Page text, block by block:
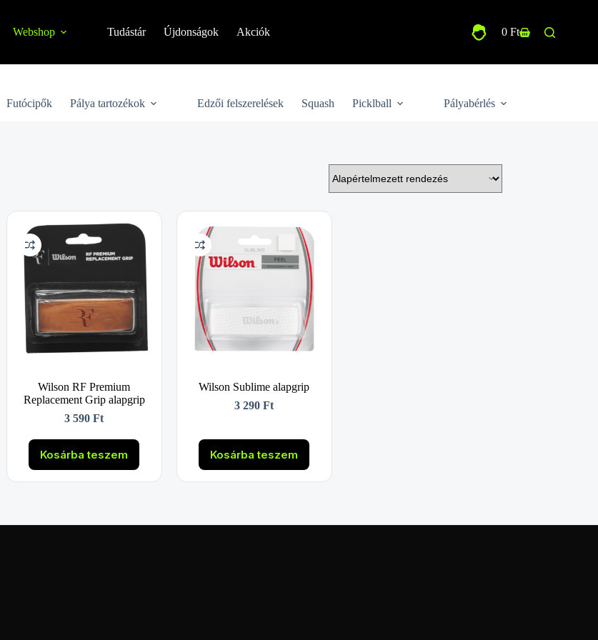
Webshop Tudástár Újdonságok Akciók
Shopping
0 Ft
Futócipők Pálya tartozékok Edzői felszerelések Squash Picklball Pályabérlés
Wilson RF Premium
Replacement Grip alapgrip
3 590Ft
Kosárba teszem
Wilson Sublime alapgrip
3 290Ft
Kosárba teszem